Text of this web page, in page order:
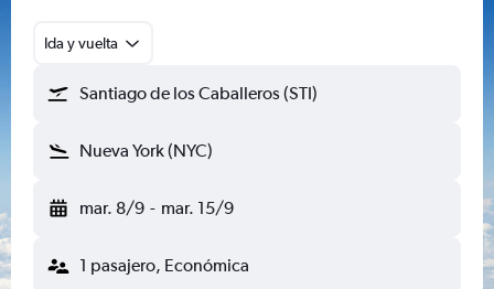
Ida y vuelta
Santiago de los Caballeros (STI)
Nueva York (NYC)
mar. 8/9 - mar. 15/9
1 pasajero, Económica